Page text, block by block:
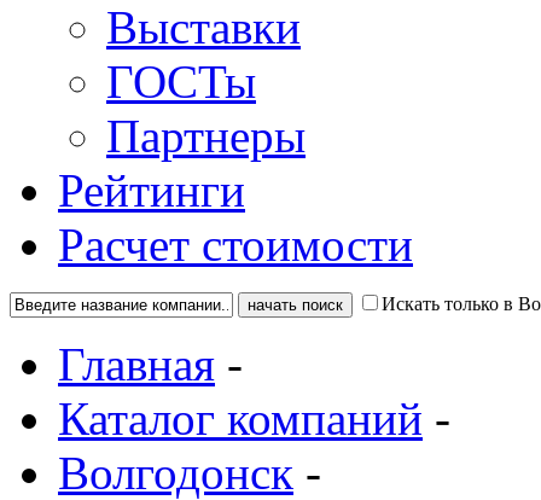
Выставки
ГОСТы
Партнеры
Рейтинги
Расчет стоимости
Искать только в
Главная -
Каталог компаний -
Волгодонск -